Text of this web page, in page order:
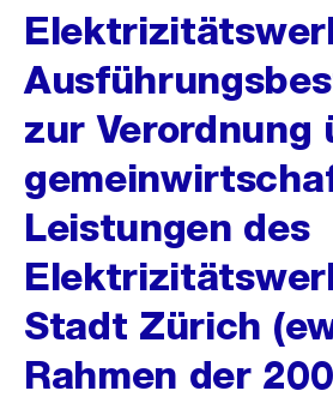
zur Verordnung
Leistungen des
Stadt Zürich
Rahmen der